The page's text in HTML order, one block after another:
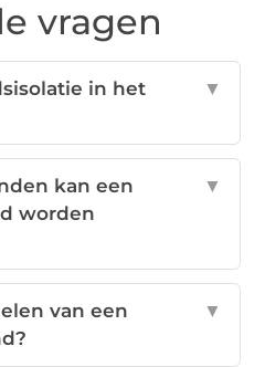
vragen
in het
▼
kan een
worden
▼
van een
▼